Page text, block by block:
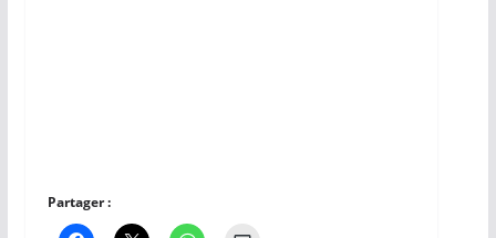
Partager :